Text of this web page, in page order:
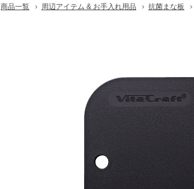
商品一覧 周辺アイテム & お手入れ用品 抗菌まな板